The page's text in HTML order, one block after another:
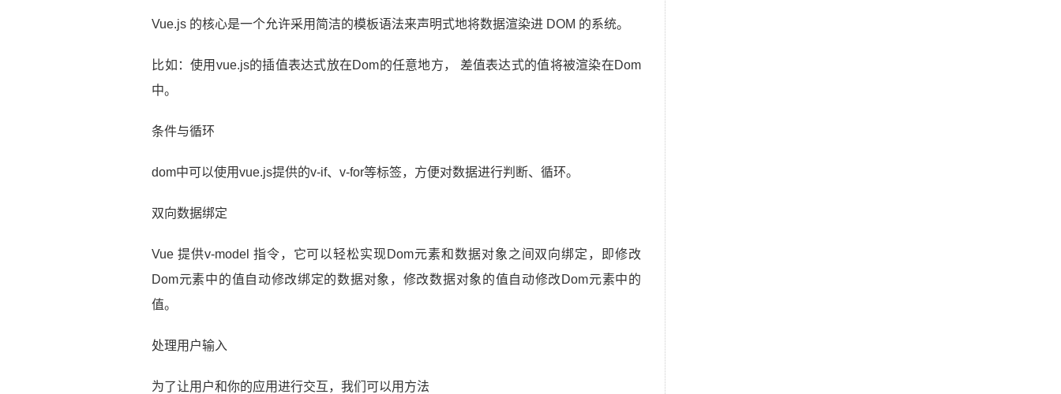
​Vue.js 的核心是一个允许采用简洁的模板语法来声明式地将数据渲染进 DOM 的系统。
​比如：使用vue.js的插值表达式放在Dom的任意地方， 差值表达式的值将被渲染在Dom
中。
条件与循环
​dom中可以使用vue.js提供的v-if、v-for等标签，方便对数据进行判断、循环。
双向数据绑定
​Vue 提供v-model 指令，它可以轻松实现Dom元素和数据对象之间双向绑定，即修改
Dom元素中的值自动修改绑定的数据对象，修改数据对象的值自动修改Dom元素中的
值。
处理用户输入
​为了让用户和你的应用进行交互，我们可以用方法